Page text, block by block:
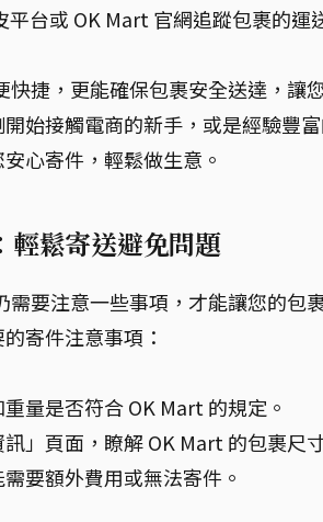
平台或 OK Mart 官網追蹤包裹的運
捷，更能確保包裹安全送達，讓
始接觸電商的新手，或是經驗豐
心寄件，輕鬆做生意。
輕鬆寄送避免問題
要注意一些事項，才能讓您的包
寄件注意事項：
量是否符合 OK Mart 的規定。
」頁面，瞭解 OK Mart 的包裹尺
要額外費用或無法寄件。